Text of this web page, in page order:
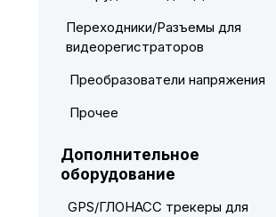
Переходники/Разъемы для
видеорегистраторов
Преобразователи напряжения
Прочее
Дополнительное
оборудование
GPS/ГЛОНАСС трекеры для